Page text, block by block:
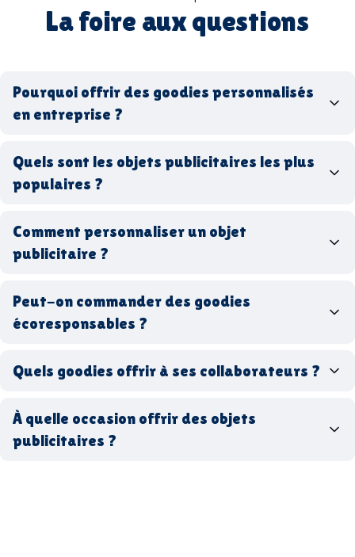
La foire aux questions
Pourquoi offrir des goodies personnalisés
en entreprise ?
Quels sont les objets publicitaires les plus
populaires ?
stylos personnalisés
tote bags publicitaires
gourdes réutilisables
France Made in Europe goodies hi-tech
Comment personnaliser un objet
publicitaire ?
Peut-on commander des goodies
écoresponsables ?
goodies écologiques
recyclés, fabriqués en France ou en Europe,
biodégradables ou réutilisables
Quels goodies offrir à ses collaborateurs ?
entreprise
goodies utiles au bureau
À quelle occasion offrir des objets
publicitaires ?